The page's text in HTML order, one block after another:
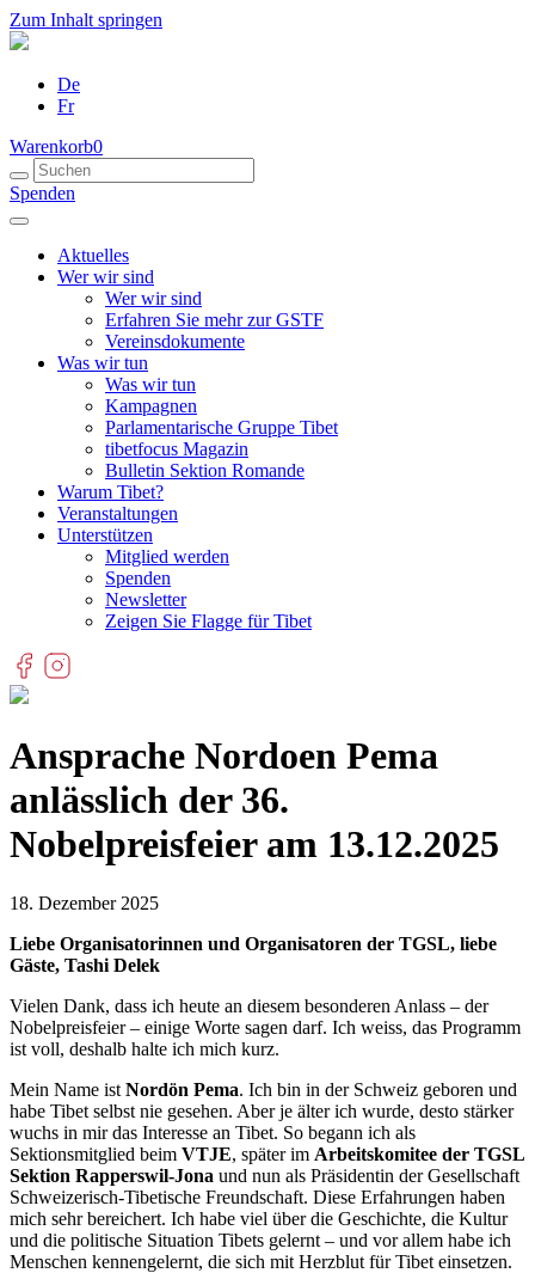
Zum Inhalt springen
De
Fr
Warenkorb0
Spenden
Aktuelles
Wer wir sind
Wer wir sind
Erfahren Sie mehr zur GSTF
Vereinsdokumente
Was wir tun
Was wir tun
Kampagnen
Parlamentarische Gruppe Tibet
tibetfocus Magazin
Bulletin Sektion Romande
Warum Tibet?
Veranstaltungen
Unterstützen
Mitglied werden
Spenden
Newsletter
Zeigen Sie Flagge für Tibet
Ansprache Nordoen Pema
anlässlich der 36.
Nobelpreisfeier am 13.12.2025
18. Dezember 2025
Liebe Organisatorinnen und Organisatoren der TGSL, liebe
Gäste, Tashi Delek
Vielen Dank, dass ich heute an diesem besonderen Anlass – der
Nobelpreisfeier – einige Worte sagen darf. Ich weiss, das Programm
ist voll, deshalb halte ich mich kurz.
Mein Name ist Nordön Pema. Ich bin in der Schweiz geboren und
habe Tibet selbst nie gesehen. Aber je älter ich wurde, desto stärker
wuchs in mir das Interesse an Tibet. So begann ich als
Sektionsmitglied beim VTJE, später im Arbeitskomitee der TGSL
Sektion Rapperswil-Jona und nun als Präsidentin der Gesellschaft
Schweizerisch-Tibetische Freundschaft. Diese Erfahrungen haben
mich sehr bereichert. Ich habe viel über die Geschichte, die Kultur
und die politische Situation Tibets gelernt – und vor allem habe ich
Menschen kennengelernt, die sich mit Herzblut für Tibet einsetzen.